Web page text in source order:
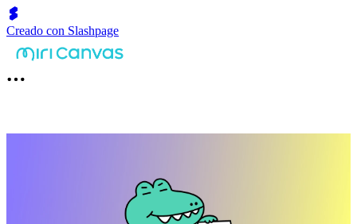
Creado con Slashpage